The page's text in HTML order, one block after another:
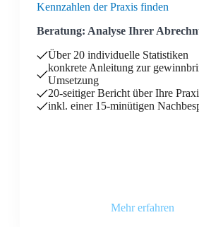
Kennzahlen der Praxis finden
Beratung: Analyse Ihrer
Über 20 individuelle Statistiken
konkrete Anleitung zur
Umsetzung
20-seitiger Bericht über Ihre
inkl. einer 15-minütigen
Mehr erfahren